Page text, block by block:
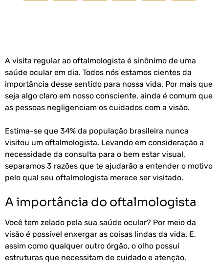
A visita regular ao oftalmologista é sinônimo de uma
saúde ocular em dia. Todos nós estamos cientes da
importância desse sentido para nossa vida. Por mais que
seja algo claro em nosso consciente, ainda é comum que
as pessoas negligenciam os cuidados com a visão.
Estima-se que 34% da população brasileira nunca
visitou um oftalmologista. Levando em consideração a
necessidade da consulta para o bem estar visual,
separamos 3 razões que te ajudarão a entender o motivo
pelo qual seu oftalmologista merece ser visitado.
A importância do oftalmologista
Você tem zelado pela sua saúde ocular? Por meio da
visão é possível enxergar as coisas lindas da vida. E,
assim como qualquer outro órgão, o olho possui
estruturas que necessitam de cuidado e atenção.